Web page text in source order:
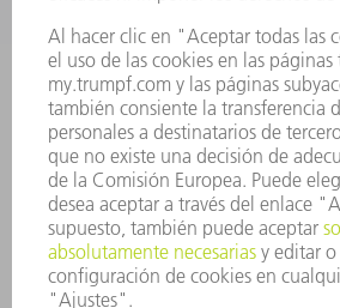
INFORME ANUAL
PRINCIPIOS CORPORATIVOS
CUMPLIMIENTO
SISTEMA DE INFORMADORES
SEGURIDAD
COMUNICADOS DE PRENSA
REVISTAS
SOSTENIBILIDAD
MEDIO AMBIENTE Y CLIMA
SOCIEDAD Y EMPRESA
GESTIÓN EMPRESARIAL